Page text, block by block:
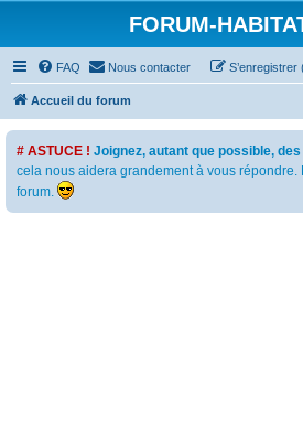
FORUM-
FAQ Nous contacter
Accueil du forum
# ASTUCE ! Joignez, autant que possible,
cela nous aidera grandement à vous répondre.
forum.